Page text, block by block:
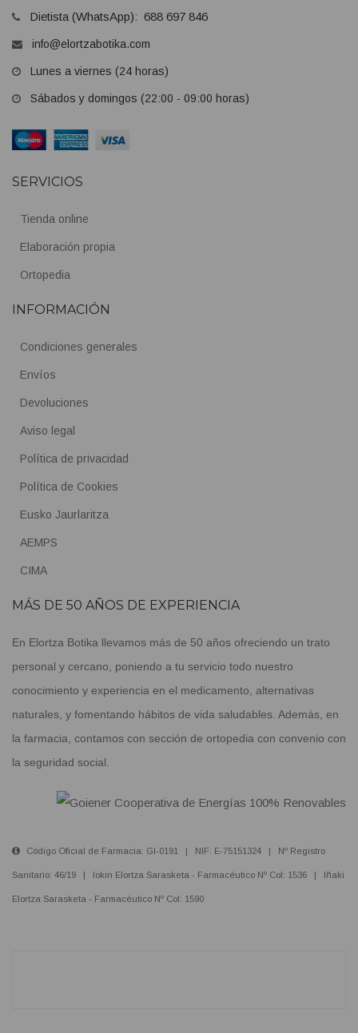
Dietista (WhatsApp): 688 697 846
info@elortzabotika.com
Lunes a viernes (24 horas)
Sábados y domingos (22:00 - 09:00 horas)
SERVICIOS
Tienda online
Elaboración propia
Ortopedia
INFORMACIÓN
Condiciones generales
Envíos
Devoluciones
Aviso legal
Política de privacidad
Política de Cookies
Eusko Jaurlaritza
AEMPS
CIMA
MÁS DE 50 AÑOS DE EXPERIENCIA
En Elortza Botika llevamos más de 50 años ofreciendo un trato
personal y cercano, poniendo a tu servicio todo nuestro
conocimiento y experiencia en el medicamento, alternativas
naturales, y fomentando hábitos de vida saludables. Además, en
la farmacia, contamos con sección de ortopedia con convenio con
la seguridad social.
Código Oficial de Farmacia: GI-0191 | NIF: E-75151324 | Nº Registro
Sanitario: 46/19 | Iokin Elortza Sarasketa - Farmacéutico Nº Col: 1536 | Iñaki
Elortza Sarasketa - Farmacéutico Nº Col: 1590